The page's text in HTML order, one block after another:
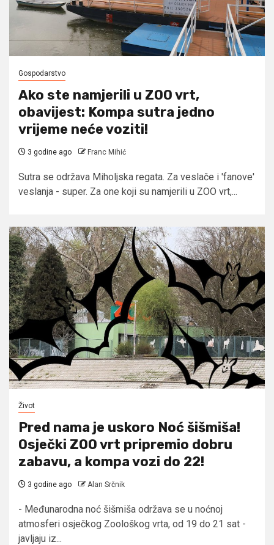
Gospodarstvo
Ako ste namjerili u ZOO vrt,
obavijest: Kompa sutra jedno
vrijeme neće voziti!
3 godine ago Franc Mihić
Sutra se održava Miholjska regata. Za veslače i 'fanove'
veslanja - super. Za one koji su namjerili u ZOO vrt,...
Život
Pred nama je uskoro Noć šišmiša!
Osječki ZOO vrt pripremio dobru
zabavu, a kompa vozi do 22!
3 godine ago Alan Srčnik
- Međunarodna noć šišmiša održava se u noćnoj
atmosferi osječkog Zoološkog vrta, od 19 do 21 sat -
javljaju iz...